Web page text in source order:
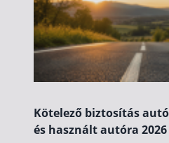
Befektetés
Állampapír
Legjobb
Befektetési
Kötelező biztosítás
és használt autóra 2026